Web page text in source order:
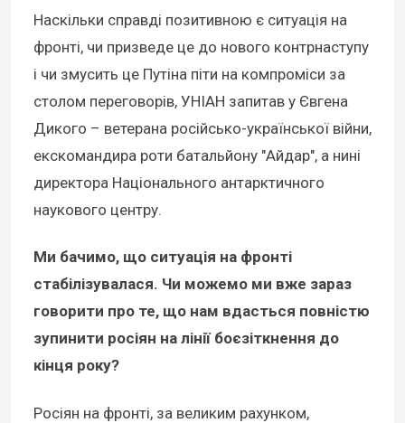
Наскільки справді позитивною є ситуація на
фронті, чи призведе це до нового контрнаступу
і чи змусить це Путіна піти на компроміси за
столом переговорів, УНІАН запитав у Євгена
Дикого – ветерана російсько-української війни,
екскомандира роти батальйону "Айдар", а нині
директора Національного антарктичного
наукового центру.
Ми бачимо, що ситуація на фронті
стабілізувалася. Чи можемо ми вже зараз
говорити про те, що нам вдасться повністю
зупинити росіян на лінії боєзіткнення до
кінця року?
Росіян на фронті, за великим рахунком,